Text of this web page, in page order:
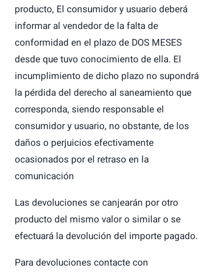
producto, El consumidor y usuario deberá
informar al vendedor de la falta de
conformidad en el plazo de DOS MESES
desde que tuvo conocimiento de ella. El
incumplimiento de dicho plazo no supondrá
la pérdida del derecho al saneamiento que
corresponda, siendo responsable el
consumidor y usuario, no obstante, de los
daños o perjuicios efectivamente
ocasionados por el retraso en la
comunicación
Las devoluciones se canjearán por otro
producto del mismo valor o similar o se
efectuará la devolución del importe pagado.
Para devoluciones contacte con